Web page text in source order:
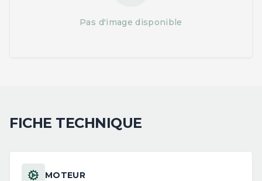
Pas d'image disponible
FICHE TECHNIQUE
MOTEUR